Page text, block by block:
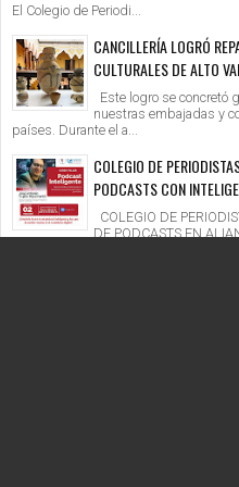
El Colegio de Periodi...
CANCILLERÍA LOGRÓ
CULTURALES DE ALTO
Este logro se concretó
nuestras embajadas y
países. Durante el a...
COLEGIO DE
PODCASTS CON
COLEGIO DE
DE PODCASTS EN